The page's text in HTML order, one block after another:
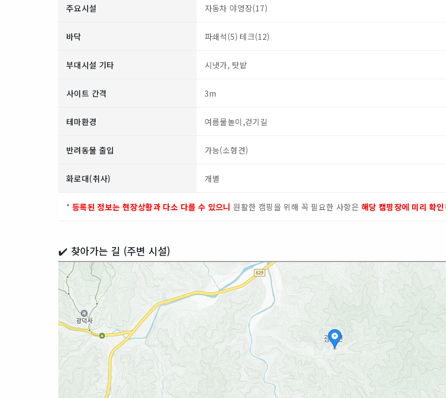
주요시설 자동차 야영장(17)
바닥 파쇄석(5) 테크(12)
부대시설 기타 시냇가, 탓밭
사이트 간격 3m
테마환경 여름물놀이,걷기길
반려동물 출입 가능(소형견)
화로대(취사) 개별
* 등록된 정보는 현장상황과 다소 다를 수 있으니 원활한 캠핑을 위해 꼭 필요한 사항은 해당 캠핑장에 미리 확인
✔️ 찾아가는 길 (주변 시설)